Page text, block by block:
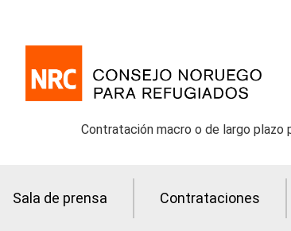
Contratación macro o de largo plazo
Sala de prensa Contrataciones